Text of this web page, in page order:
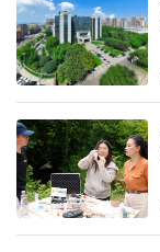
相亲
汽车
房产
消费
创意